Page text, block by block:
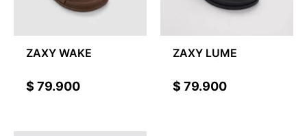
ZAXY WAKE
$ 79.900
ZAXY LUME
$ 79.900